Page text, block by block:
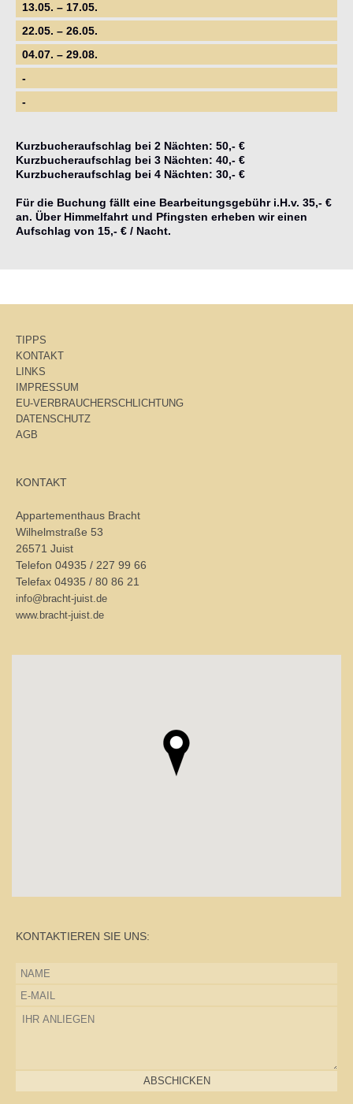
13.05. – 17.05.
22.05. – 26.05.
04.07. – 29.08.
-
-
Kurzbucheraufschlag bei 2 Nächten: 50,- €
Kurzbucheraufschlag bei 3 Nächten: 40,- €
Kurzbucheraufschlag bei 4 Nächten: 30,- €
Für die Buchung fällt eine Bearbeitungsgebühr i.H.v. 35,- €
an. Über Himmelfahrt und Pfingsten erheben wir einen
Aufschlag von 15,- € / Nacht.
TIPPS
KONTAKT
LINKS
IMPRESSUM
EU-VERBRAUCHERSCHLICHTUNG
DATENSCHUTZ
AGB
KONTAKT
Appartementhaus Bracht
Wilhelmstraße 53
26571 Juist
Telefon 04935 / 227 99 66
Telefax 04935 / 80 86 21
info@bracht-juist.de
www.bracht-juist.de
KONTAKTIEREN SIE UNS:
ABSCHICKEN